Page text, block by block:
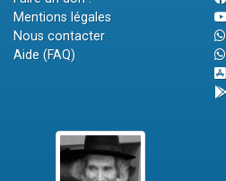
Mentions légales
Nous contacter
Aide (FAQ)